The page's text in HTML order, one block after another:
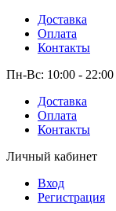
Доставка
Оплата
Контакты
Пн-Вс: 10:00 - 22:00
Доставка
Оплата
Контакты
Личный кабинет
Вход
Регистрация